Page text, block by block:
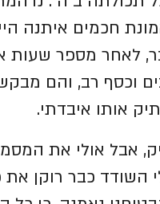
חכמים איתנה
לאחר מספר שעות
וכסף רב, והם
אותו איבדתי.
אבל אולי את
כבר רוקן